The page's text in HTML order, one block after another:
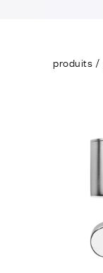
produits /